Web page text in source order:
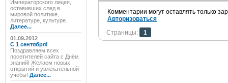
Императорского лицея,
оставивших след в
мировой политике,
литературе, культуре.
Далее...
01.09.2012
C 1 сентября!
Поздравляем всех
посетителей сайта с Днём
знаний! Желаем новых
открытий и увлекательной
учёбы! Далее...
Комментарии могут оставлять только
Авторизоваться
Страницы:
1